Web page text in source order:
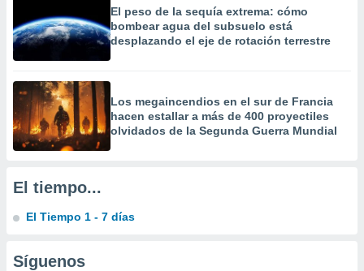
mediante
publicidad
publicidad
de
1199
El peso de la sequía extrema: cómo
bombear agua del subsuelo está
desplazando el eje de rotación terrestre
Los megaincendios en el sur de Francia
hacen estallar a más de 400 proyectiles
olvidados de la Segunda Guerra Mundial
El tiempo...
El Tiempo 1 - 7 días
Síguenos